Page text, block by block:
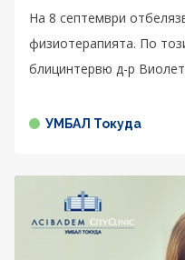
На 8 септември
физиотерапията. По
блицинтервю д-р
УМБАЛ Токуда